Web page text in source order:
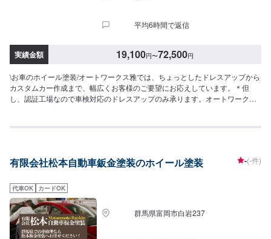
平均6時間で返信
実績金額 19,100円〜72,500円
\お車のホイール塗装/オートワークス雅では、ちょっとしたドレスアップから
カスタムカー作成まで、幅広くお客様のご要望にお応えしています。＊但
し、認証工場なので車検対応のドレスアップのみ承ります。オートワークス
【自動車板金修理のプロショップ】⭐️充実した設備⭐️様々なお客様のご要望に
備！！事故車の修理からドレスアップ・カスタムペイントまで美しい仕上が
現。短納期でよりよい仕上がりをお約束します。⭕️マスキング塗装する部分
を除き丁寧にマスキングします。マスキング時に、少しでも隙間が有ると、
この隙間から塗料が不必要な箇所に付着してしまいますので、細心の注意を
払います。⭕️塗料色の調色時に塗料を撹拌し、仕上がりの品質を保ちます。
【代車について】🚙代車の無料貸し出しを行なっております。ご希望の方は
有限会社松本自動車鈑金塗装のホイール塗装 -(-件)
代車OK カードOK
群馬県富岡市白岩237